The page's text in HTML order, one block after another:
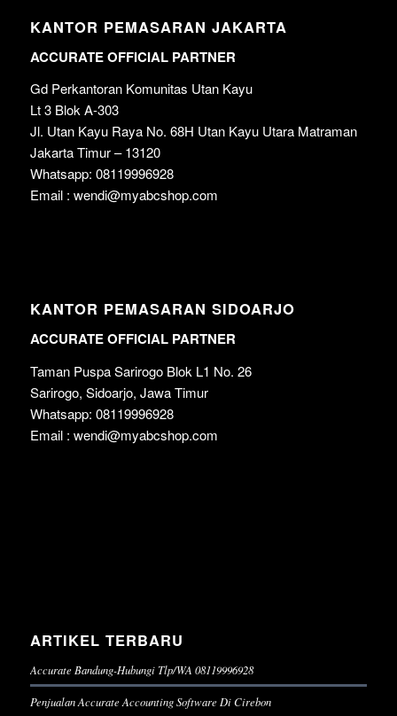
KANTOR PEMASARAN JAKARTA
ACCURATE OFFICIAL PARTNER
Gd Perkantoran Komunitas Utan Kayu
Lt 3 Blok A-303
Jl. Utan Kayu Raya No. 68H Utan Kayu Utara Matraman
Jakarta Timur – 13120
Whatsapp: 08119996928
Email : wendi@myabcshop.com
KANTOR PEMASARAN SIDOARJO
ACCURATE OFFICIAL PARTNER
Taman Puspa Sarirogo Blok L1 No. 26
Sarirogo, Sidoarjo, Jawa Timur
Whatsapp: 08119996928
Email : wendi@myabcshop.com
ARTIKEL TERBARU
Accurate Bandung-Hubungi Tlp/WA 08119996928
Penjualan Accurate Accounting Software Di Cirebon